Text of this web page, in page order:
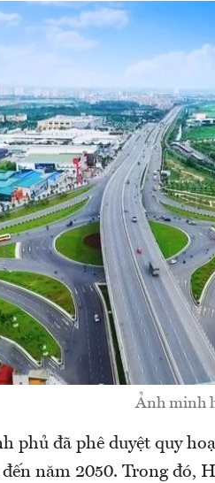
Ảnh minh
phủ đã phê duyệt quy
năm 2050. Trong đó,